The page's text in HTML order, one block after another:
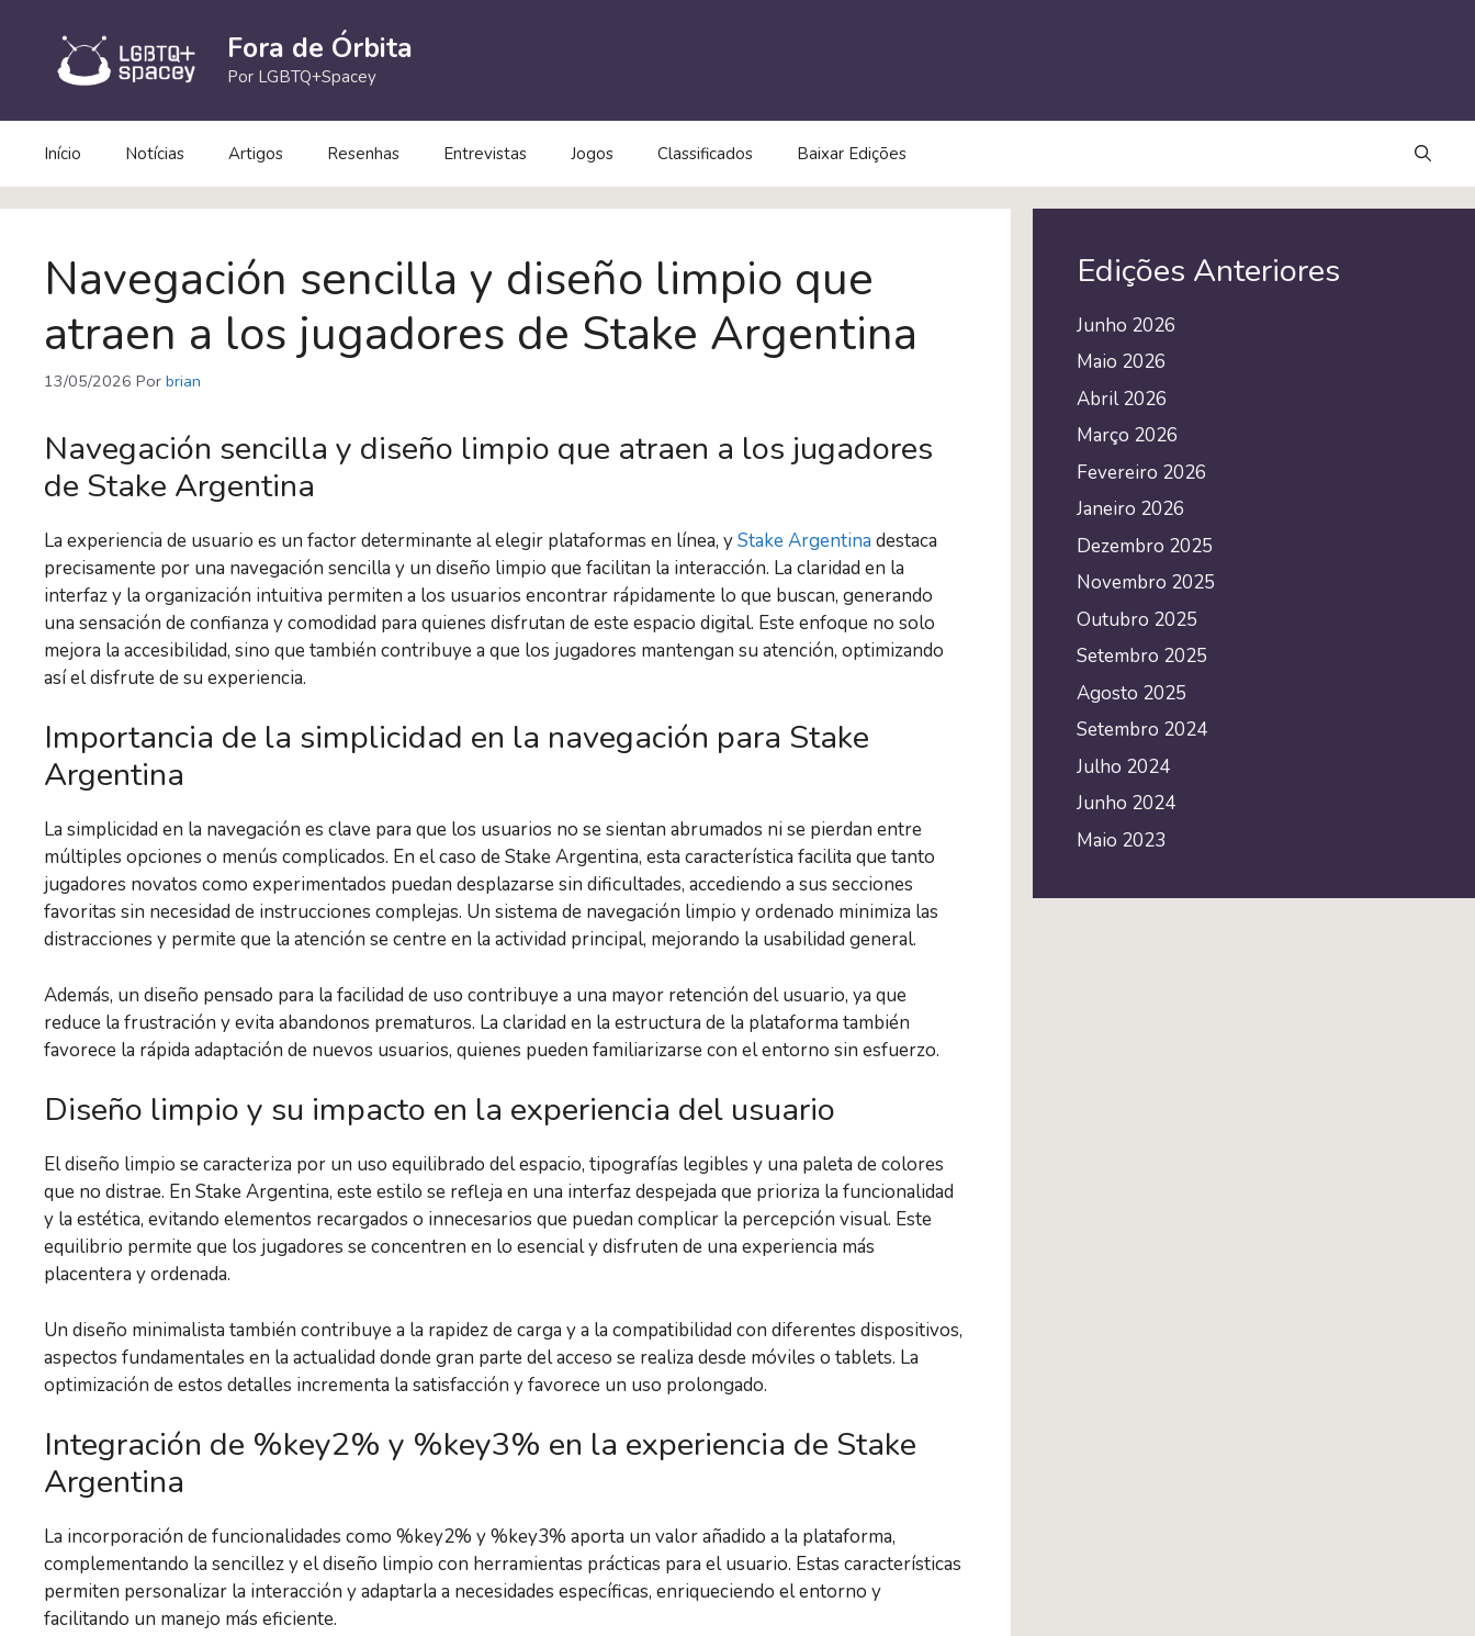
Fora de Órbita
Por LGBTQ+Spacey
Início Notícias Artigos Resenhas Entrevistas Jogos Classificados Baixar Edições
Navegación sencilla y diseño limpio que
atraen a los jugadores de Stake Argentina
13/05/2026 Por brian
Navegación sencilla y diseño limpio que atraen a los jugadores
de Stake Argentina
La experiencia de usuario es un factor determinante al elegir plataformas en línea, yStake Argentina destaca
precisamente por una navegación sencilla y un diseño limpio que facilitan la interacción. La claridad en la
interfaz y la organización intuitiva permiten a los usuarios encontrar rápidamente lo que buscan, generando
una sensación de confianza y comodidad para quienes disfrutan de este espacio digital. Este enfoque no solo
mejora la accesibilidad, sino que también contribuye a que los jugadores mantengan su atención, optimizando
así el disfrute de su experiencia.
Importancia de la simplicidad en la navegación para Stake
Argentina
La simplicidad en la navegación es clave para que los usuarios no se sientan abrumados ni se pierdan entre
múltiples opciones o menús complicados. En el caso de Stake Argentina, esta característica facilita que tanto
jugadores novatos como experimentados puedan desplazarse sin dificultades, accediendo a sus secciones
favoritas sin necesidad de instrucciones complejas. Un sistema de navegación limpio y ordenado minimiza las
distracciones y permite que la atención se centre en la actividad principal, mejorando la usabilidad general.
Además, un diseño pensado para la facilidad de uso contribuye a una mayor retención del usuario, ya que
reduce la frustración y evita abandonos prematuros. La claridad en la estructura de la plataforma también
favorece la rápida adaptación de nuevos usuarios, quienes pueden familiarizarse con el entorno sin esfuerzo.
Diseño limpio y su impacto en la experiencia del usuario
El diseño limpio se caracteriza por un uso equilibrado del espacio, tipografías legibles y una paleta de colores
que no distrae. En Stake Argentina, este estilo se refleja en una interfaz despejada que prioriza la funcionalidad
y la estética, evitando elementos recargados o innecesarios que puedan complicar la percepción visual. Este
equilibrio permite que los jugadores se concentren en lo esencial y disfruten de una experiencia más
placentera y ordenada.
Un diseño minimalista también contribuye a la rapidez de carga y a la compatibilidad con diferentes dispositivos,
aspectos fundamentales en la actualidad donde gran parte del acceso se realiza desde móviles o tablets. La
optimización de estos detalles incrementa la satisfacción y favorece un uso prolongado.
Integración de %key2% y %key3% en la experiencia de Stake
Argentina
La incorporación de funcionalidades como %key2% y %key3% aporta un valor añadido a la plataforma,
complementando la sencillez y el diseño limpio con herramientas prácticas para el usuario. Estas características
permiten personalizar la interacción y adaptarla a necesidades específicas, enriqueciendo el entorno y
facilitando un manejo más eficiente.
Edições Anteriores
Junho 2026
Maio 2026
Abril 2026
Março 2026
Fevereiro 2026
Janeiro 2026
Dezembro 2025
Novembro 2025
Outubro 2025
Setembro 2025
Agosto 2025
Setembro 2024
Julho 2024
Junho 2024
Maio 2023